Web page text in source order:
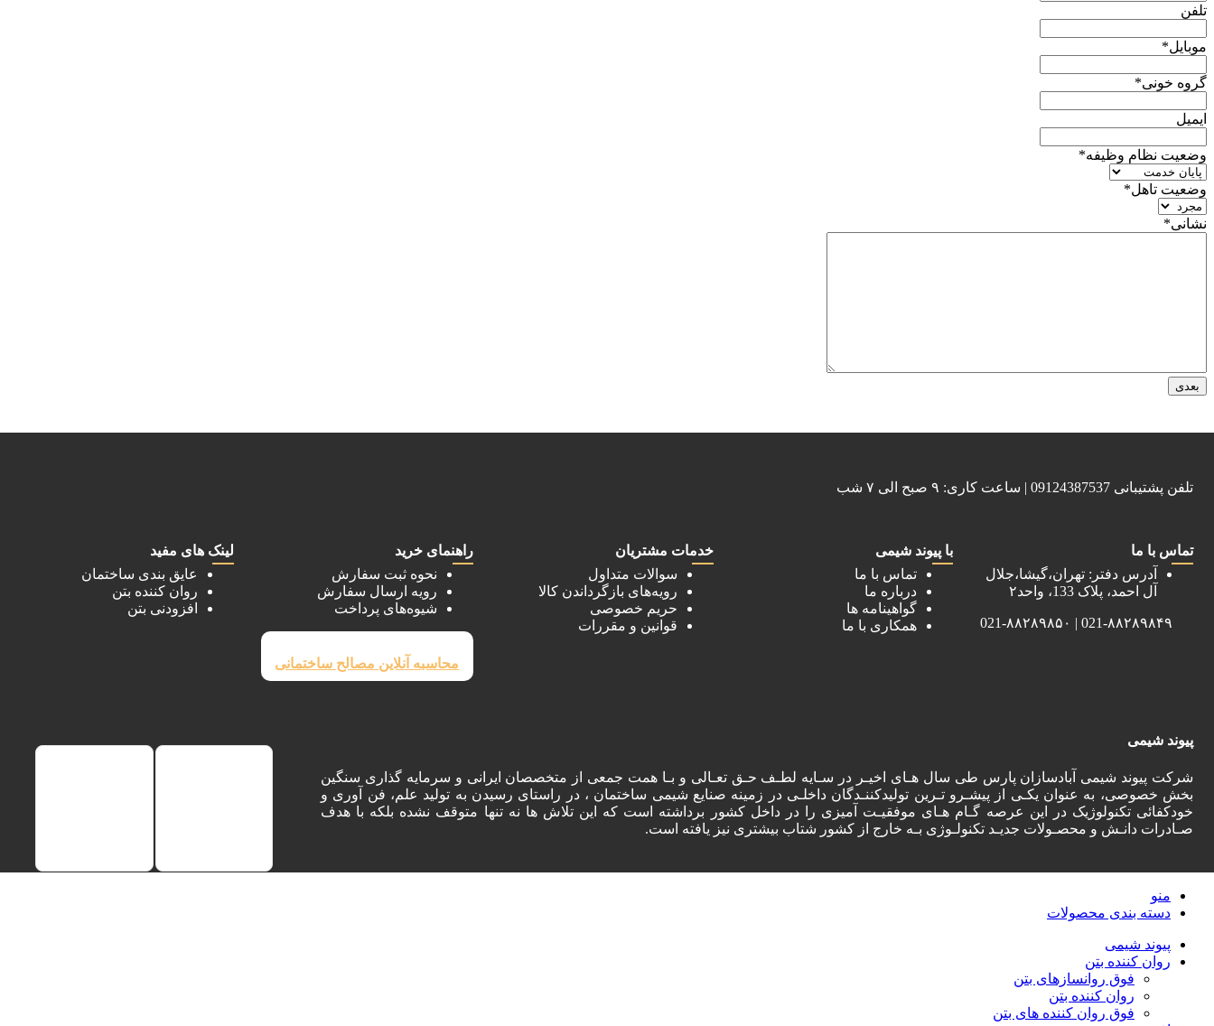
تلفن
موبایل*
گروه خونی*
ایمیل
وضعیت نظام وظیفه*
وضعیت تاهل*
نشانی*
تلفن پشتیبانی 09124387537 | ساعت کاری: ۹ صبح الی ۷ شب
لینک های مفید
عایق بندی ساختمان‌
روان کننده بتن
افزودنی بتن
راهنمای خرید
نحوه ثبت سفارش
رویه ارسال سفارش
شیوه‌های پرداخت
محاسبه آنلاین مصالح ساختمانی
خدمات مشتریان
سوالات متداول
رویه‌های بازگرداندن کالا
حریم خصوصی
قوانین و مقررات
با پیوند شیمی
تماس با ما
درباره ما
گواهینامه ها
همکاری با ما
تماس با ما
آدرس دفتر: تهران،گیشا،جلال
آل احمد، پلاک 133، واحد۲
021-۸۸۲۸۹۸۴۹ | 021-۸۸۲۸۹۸۵۰
پیوند شیمی
شرکت پیوند شیمی آبادسازان پارس طی سال هـای اخیـر در سـایه لطـف حـق تعـالی و بـا همت جمعی از متخصصان ایرانی و سرمایه گذاری سنگین
بخش خصوصی، به عنوان یکـی از پیشـرو تـرین تولیدکننـدگان داخلـی در زمینه صنایع شیمی ساختمان ، در راستای رسیدن به تولید علم، فن آوری و
خودکفائی تکنولوژیک در این عرصه گـام هـای موفقیـت آمیزی را در داخل کشور برداشته است که این تلاش ها نه تنها متوقف نشده بلکه با هدف
صـادرات دانـش و محصـولات جدیـد تکنولـوژی بـه خارج از کشور شتاب بیشتری نیز یافته است.
منو
دسته‌ بندی محصولات
پیوند شیمی
روان کننده بتن
فوق روانسازهای بتن
روان کننده بتن
فوق روان کننده های بتن